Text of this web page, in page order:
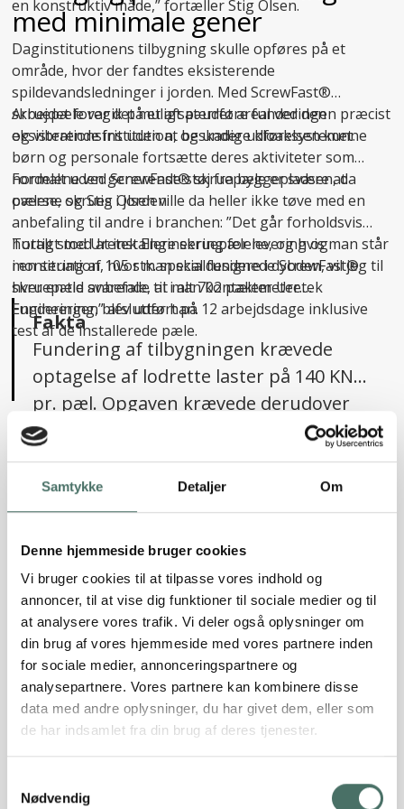
Samtykke Detaljer Om
Denne hjemmeside bruger cookies
Vi bruger cookies til at tilpasse vores indhold og
annoncer, til at vise dig funktioner til sociale medier og til
at analysere vores trafik. Vi deler også oplysninger om
din brug af vores hjemmeside med vores partnere inden
for sociale medier, annonceringspartnere og
analysepartnere. Vores partnere kan kombinere disse
data med andre oplysninger, du har givet dem, eller som
de har indsamlet fra din brug af deres tjenester.
Nødvendig
en konstruktiv måde,” fortæller Stig Olsen.
med minimale gener
Daginstitutionens tilbygning skulle opføres på et
område, hvor der fandtes eksisterende
spildevandsledninger i jorden. Med ScrewFast®
skruepæle var det muligt at udføre funderingen præcist
og vibrationsfrit uden at beskadige kloaksystemet.
Arbejdet foregik på et afspærret areal ved den
eksisterende institution, og under udførelsen kunne
børn og personale fortsætte deres aktiviteter som
normalt uden generende støj fra byggepladsen, da
pælene skrues i jorden.
Fordelene ved ScrewFast® skruepæle er svære at
overse, og Stig Olsen ville da heller ikke tøve med en
anbefaling til andre i branchen: ”Det går forholdsvis
hurtigt med at installere skruepælene, og hvis man står
i en situation, hvor man skal fundere i dybden, vil jeg til
hver en tid anbefale, at man kontakter Uretek
Engineering,” afslutter han.
Totalt stod Uretek Engineering for levering og
montering af 105 stk. specialdesignede ScrewFast®
skruepæle svarende til i alt 702 pælemeter.
Funderingen blev udført på 12 arbejdsdage inklusive
test af de installerede pæle.
Fakta
Fundering af tilbygningen krævede
optagelse af lodrette laster på 140 KN
pr. pæl. Opgaven krævede derudover
10 stk. skråpæle til optagelse af
vandrette laster, beregnet til i alt 150
KN på tværs af bygningen og i alt 70 KN
på langs.
Læs referencen